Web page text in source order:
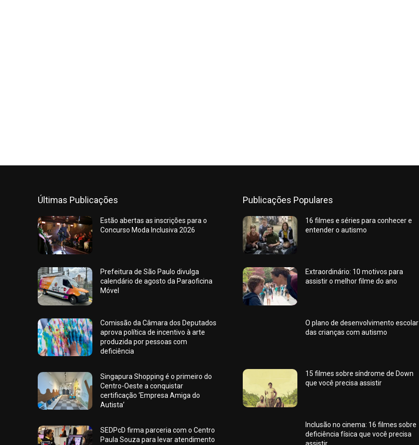
Últimas Publicações
Estão abertas as inscrições para o
Concurso Moda Inclusiva 2026
Prefeitura de São Paulo divulga
calendário de agosto da Paraoficina
Móvel
Comissão da Câmara dos Deputados
aprova política de incentivo à arte
produzida por pessoas com
deficiência
Singapura Shopping é o primeiro do
Centro-Oeste a conquistar
certificação ‘Empresa Amiga do
Autista’
SEDPcD firma parceria com o Centro
Paula Souza para levar atendimento
Publicações Populares
16 filmes e séries para conhecer e
entender o autismo
Extraordinário: 10 motivos para
assistir o melhor filme do ano
O plano de desenvolvimento escolar
das crianças com autismo
15 filmes sobre síndrome de Down
que você precisa assistir
Inclusão no cinema: 16 filmes sobre
deficiência física que você precisa